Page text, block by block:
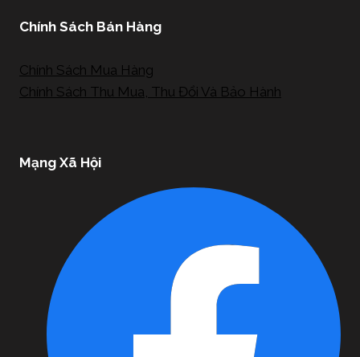
Chính Sách Bán Hàng
Chính Sách Mua Hàng
Chính Sách Thu Mua, Thu Đổi Và Bảo Hành
Mạng Xã Hội